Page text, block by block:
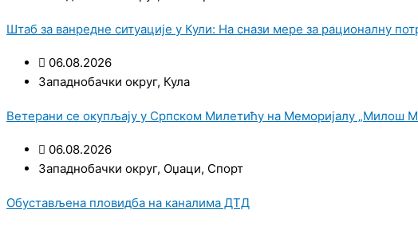
Штаб за ванредне ситуације у Кули: На снази мере за рационалну
06.08.2026
Западнобачки округ, Кула
Ветерани се окупљају у Српском Милетићу на Меморијалу „Милош
06.08.2026
Западнобачки округ, Оџаци, Спорт
Обустављена пловидба на каналима ДТД